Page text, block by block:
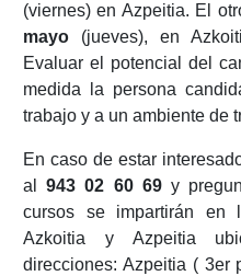
(viernes) en Azpeitia. El
mayo(jueves), en
Evaluar el potencial del
medida la persona
trabajo y a un ambiente de
En caso de estar
al943 02 60 69y
cursos se impartirán en
Azkoitia y Azpeitia
direcciones: Azpeitia ( 3er